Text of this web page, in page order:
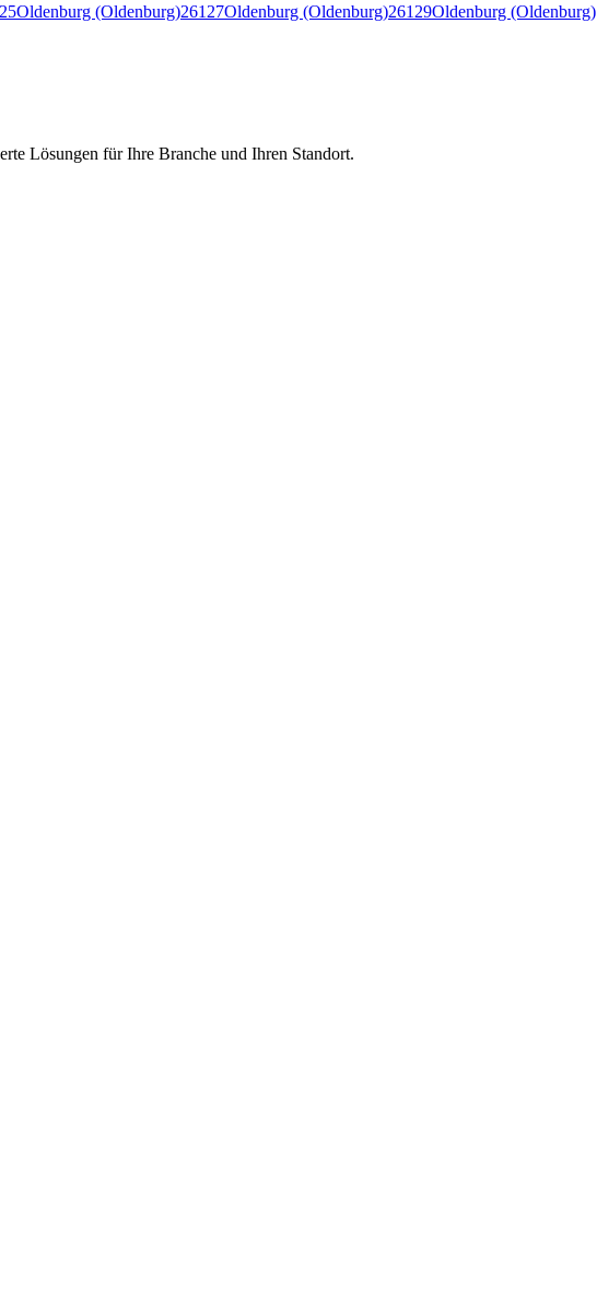
Oldenburg (Oldenburg)26127Oldenburg (Oldenburg)26129Oldenburg (Oldenburg)
Lösungen für Ihre Branche und Ihren Standort.